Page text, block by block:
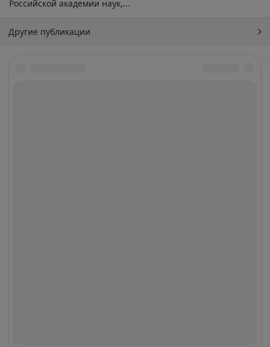
Российской академии наук,...
Другие публикации